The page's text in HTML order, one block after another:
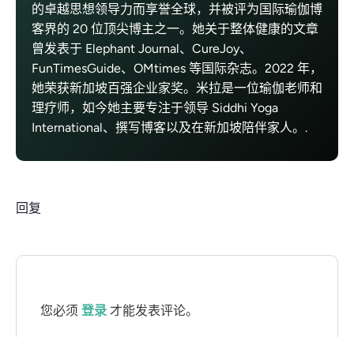
的卓越思想领导力而享誉全球，并被评为国际瑜伽博
客界的 20 位顶尖博主之一。她关于整体健康的文章
曾发表于 Elephant Journal、CureJoy、
FunTimesGuide、OMtimes 等国际杂志。2022 年，
她荣获新加坡百强企业家奖。米拉是一位瑜伽老师和
理疗师，如今她主要专注于领导 Siddhi Yoga
International、撰写博客以及在新加坡陪伴家人。.
回复
您必须 登录 才能发表评论。